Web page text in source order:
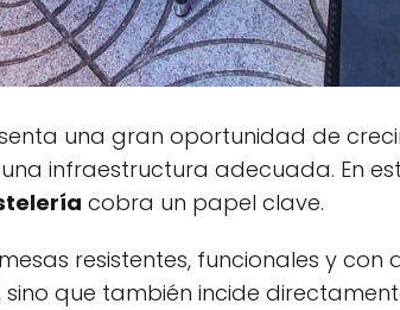
una gran oportunidad de
infraestructura adecuada. En
cobra un papel clave.
resistentes, funcionales y
que también incide